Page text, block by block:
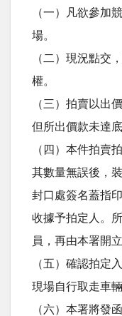
（一）凡欲參加
場。
（二）現況點交
權。
（三）拍賣以出
但所出價款未達
（四）本件拍賣
其數量無誤後，
封口處簽名蓋指
收據予拍定人。
員，再由本署開
（五）確認拍定
現場自行取走車
（六）本署將發